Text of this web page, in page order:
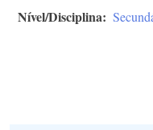
Nível/Disciplina